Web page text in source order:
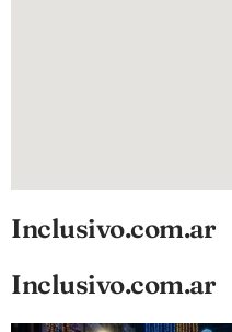
Inclusivo.com.ar
Inclusivo.com.ar